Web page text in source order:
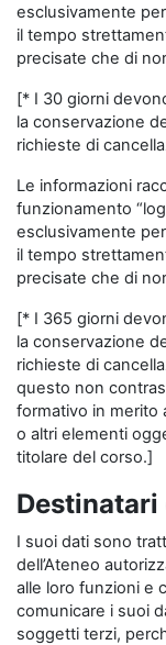
esclusivamente
il tempo
precisate che di
[* I 30 giorni
la conservazione
richieste di
Le informazioni
funzionamento
esclusivamente
il tempo
precisate che di
[* I 365 giorni
la conservazione
richieste di
questo non
formativo in merito
o altri elementi
titolare del corso.]
Destinatari
I suoi dati sono
dell’Ateneo
alle loro funzioni e
comunicare i suoi
soggetti terzi,